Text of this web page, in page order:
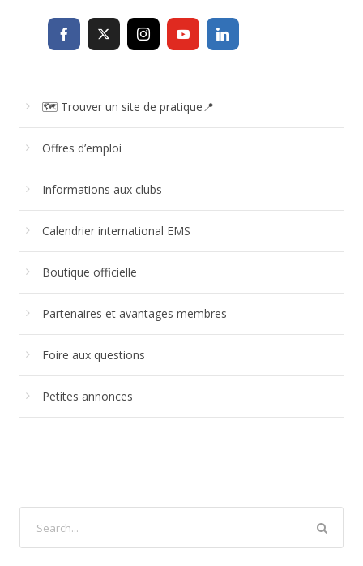
🗺 Trouver un site de pratique📍
Offres d’emploi
Informations aux clubs
Calendrier international EMS
Boutique officielle
Partenaires et avantages membres
Foire aux questions
Petites annonces